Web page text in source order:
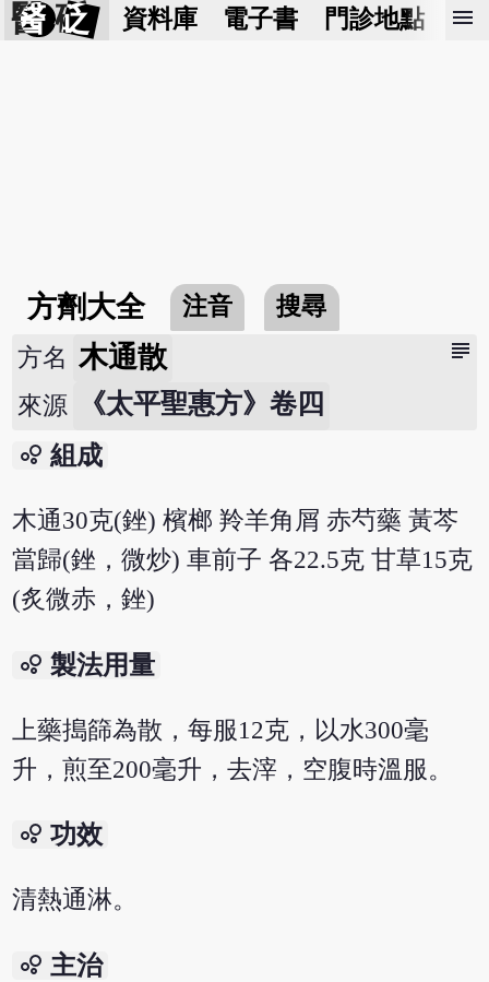
醫 砭 資料庫 電子書 門診地點 預
menu
方劑大全 注音 搜尋
subject
方名 木通散
來源 《太平聖惠方》卷四
bubble_chart 組成
木通30克(銼) 檳榔 羚羊角屑 赤芍藥 黃芩
當歸(銼，微炒) 車前子 各22.5克 甘草15克
(炙微赤，銼)
bubble_chart 製法用量
上藥搗篩為散，每服12克，以水300毫
升，煎至200毫升，去滓，空腹時溫服。
bubble_chart 功效
清熱通淋。
bubble_chart 主治